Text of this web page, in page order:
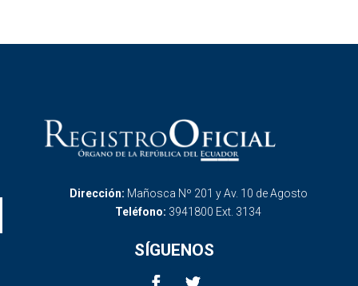
Dirección: Mañosca Nº 201 y Av. 10 de Agosto
Teléfono: 3941800 Ext. 3134
SÍGUENOS